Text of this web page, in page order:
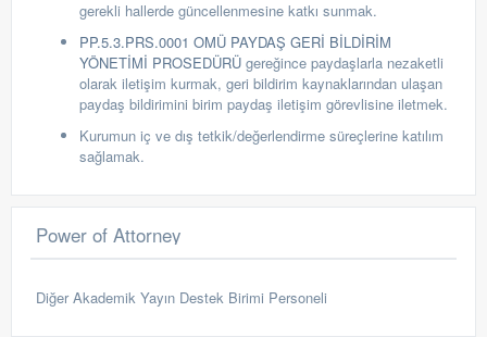
gerekli hallerde güncellenmesine katkı sunmak.
PP.5.3.PRS.0001 OMÜ PAYDAŞ GERİ BİLDİRİM
YÖNETİMİ PROSEDÜRÜ gereğince paydaşlarla nezaketli
olarak iletişim kurmak, geri bildirim kaynaklarından ulaşan
paydaş bildirimini birim paydaş iletişim görevlisine iletmek.
Kurumun iç ve dış tetkik/değerlendirme süreçlerine katılım
sağlamak.
Power of Attorney
Diğer Akademik Yayın Destek Birimi Personeli